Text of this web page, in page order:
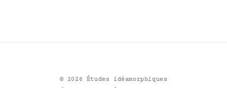
© 2026 Études idéamorphiques